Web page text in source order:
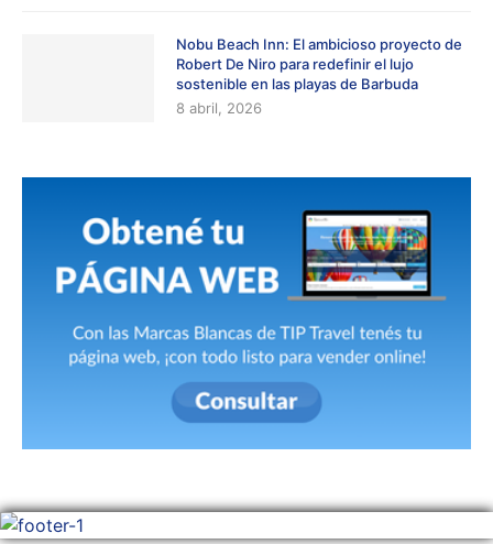
Nobu Beach Inn: El ambicioso proyecto de
Robert De Niro para redefinir el lujo
sostenible en las playas de Barbuda
8 abril, 2026